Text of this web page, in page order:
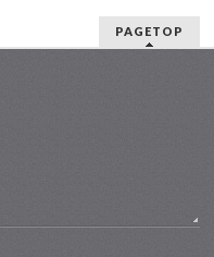
PAGETOP